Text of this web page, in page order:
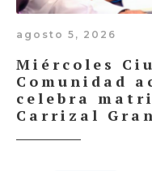
agosto 5, 2026
Miércoles
Comunidad
celebra
Carrizal